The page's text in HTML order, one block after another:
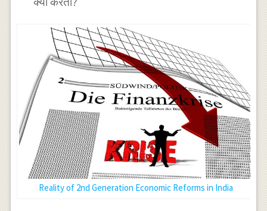
Reality of 2nd Generation Economic Reforms in India